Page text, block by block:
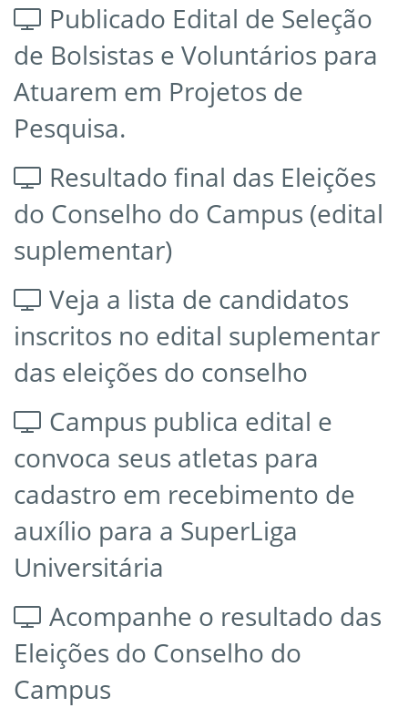
Publicado Edital de Seleção
de Bolsistas e Voluntários para
Atuarem em Projetos de
Pesquisa.
Resultado final das Eleições
do Conselho do Campus (edital
suplementar)
Veja a lista de candidatos
inscritos no edital suplementar
das eleições do conselho
Campus publica edital e
convoca seus atletas para
cadastro em recebimento de
auxílio para a SuperLiga
Universitária
Acompanhe o resultado das
Eleições do Conselho do
Campus